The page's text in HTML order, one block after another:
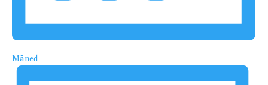
Måned